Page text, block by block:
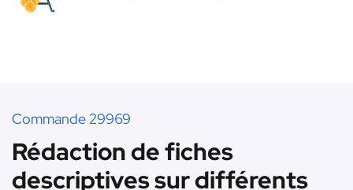
Commande 29969
Rédaction de fiches
descriptives sur différents